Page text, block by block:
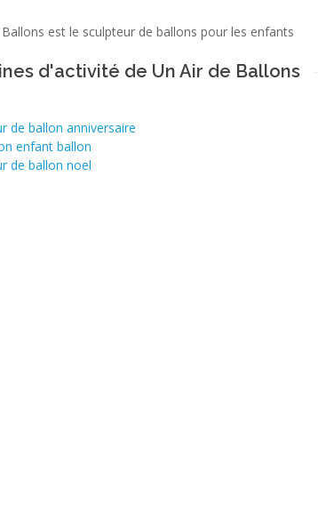
est le sculpteur de ballons pour les enfants
d'activité de Un Air de Ballons
de ballon anniversaire
enfant ballon
de ballon noel